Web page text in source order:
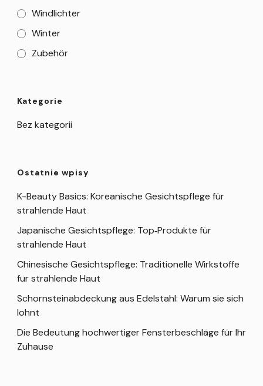
Windlichter
Winter
Zubehör
Kategorie
Bez kategorii
Ostatnie wpisy
K-Beauty Basics: Koreanische Gesichtspflege für
strahlende Haut
Japanische Gesichtspflege: Top‑Produkte für
strahlende Haut
Chinesische Gesichtspflege: Traditionelle Wirkstoffe
für strahlende Haut
Schornsteinabdeckung aus Edelstahl: Warum sie sich
lohnt
Die Bedeutung hochwertiger Fensterbeschläge für Ihr
Zuhause